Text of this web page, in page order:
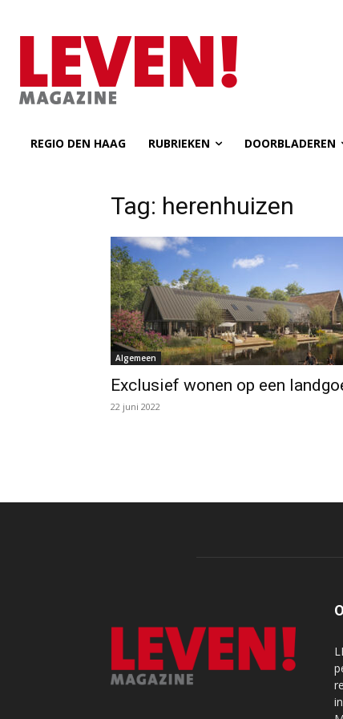
REGIO DEN HAAG RUBRIEKEN DOORBLADEREN
Tag: herenhuizen
Algemeen
Exclusief wonen op een
22 juni 2022